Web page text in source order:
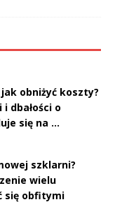
obniżyć koszty?
dbałości o
się na …
szklarni?
wielu
się obfitymi